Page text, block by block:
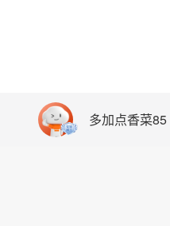
多加点香菜85